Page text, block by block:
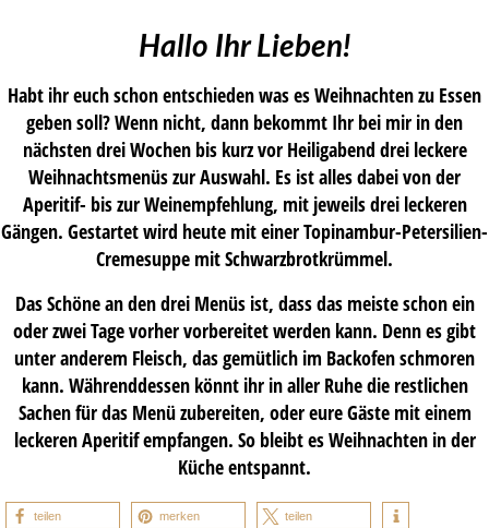
Hallo Ihr Lieben!
Habt ihr euch schon entschieden was es Weihnachten zu Essen
geben soll? Wenn nicht, dann bekommt Ihr bei mir in den
nächsten drei Wochen bis kurz vor Heiligabend drei leckere
Weihnachtsmenüs zur Auswahl. Es ist alles dabei von der
Aperitif- bis zur Weinempfehlung, mit jeweils drei leckeren
Gängen. Gestartet wird heute mit einer Topinambur-Petersilien-
Cremesuppe mit Schwarzbrotkrümmel.
Das Schöne an den drei Menüs ist, dass das meiste schon ein
oder zwei Tage vorher vorbereitet werden kann. Denn es gibt
unter anderem Fleisch, das gemütlich im Backofen schmoren
kann. Währenddessen könnt ihr in aller Ruhe die restlichen
Sachen für das Menü zubereiten, oder eure Gäste mit einem
leckeren Aperitif empfangen. So bleibt es Weihnachten in der
Küche entspannt.
teilen merken teilen